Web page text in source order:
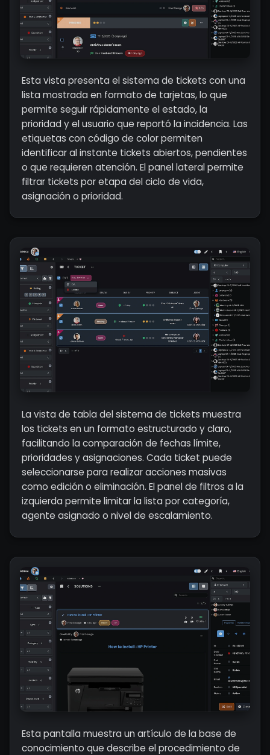
Esta vista presenta el sistema de tickets con una
lista mostrada en formato de tarjetas, lo que
permite seguir rápidamente el estado, la
prioridad y el usuario que reportó la incidencia. Las
etiquetas con código de color permiten
identificar al instante tickets abiertos, pendientes
o que requieren atención. El panel lateral permite
filtrar tickets por etapa del ciclo de vida,
asignación o prioridad.
La vista de tabla del sistema de tickets muestra
los tickets en un formato estructurado y claro,
facilitando la comparación de fechas límite,
prioridades y asignaciones. Cada ticket puede
seleccionarse para realizar acciones masivas
como edición o eliminación. El panel de filtros a la
izquierda permite limitar la lista por categoría,
agente asignado o nivel de escalamiento.
Esta pantalla muestra un artículo de la base de
conocimiento que describe el procedimiento de